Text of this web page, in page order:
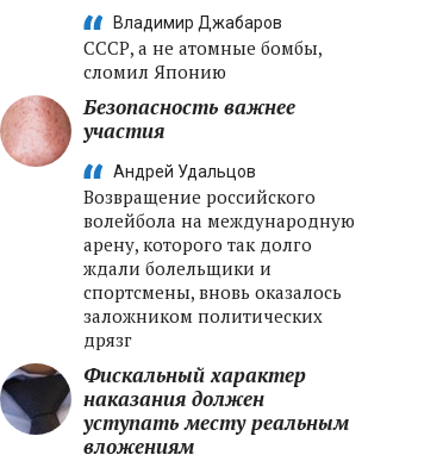
Владимир Джабаров
СССР, а не атомные бомбы,
сломил Японию
Безопасность важнее
участия
Андрей Удальцов
Возвращение российского
волейбола на международную
арену, которого так долго
ждали болельщики и
спортсмены, вновь оказалось
заложником политических
дрязг
Фискальный характер
наказания должен
уступать месту реальным
вложениям